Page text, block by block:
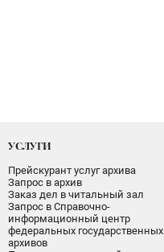
УСЛУГИ
Прейскурант услуг архива
Запрос в архив
Заказ дел в читальный зал
Запрос в Справочно-
информационный центр
федеральных государственных
архивов